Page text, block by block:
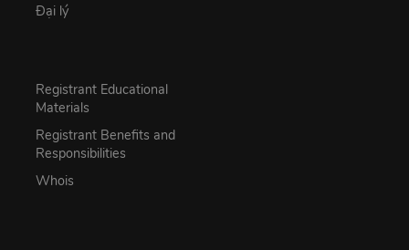
Đại lý
Registrant Educational
Materials
Registrant Benefits and
Responsibilities
Whois